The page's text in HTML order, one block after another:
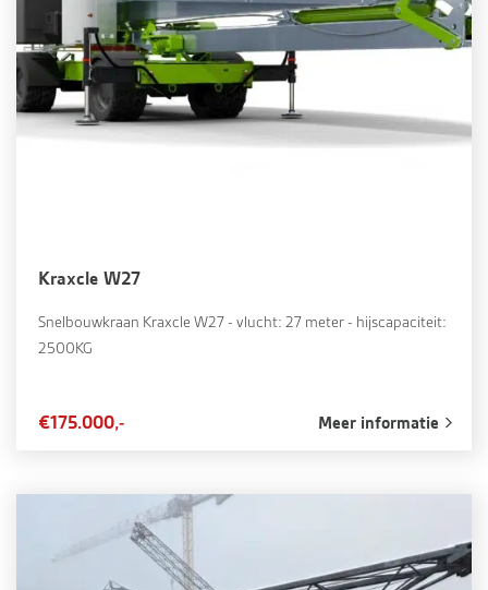
Kraxcle W27
Snelbouwkraan Kraxcle W27 - vlucht: 27 meter - hijscapaciteit:
2500KG
€175.000,- Meer informatie